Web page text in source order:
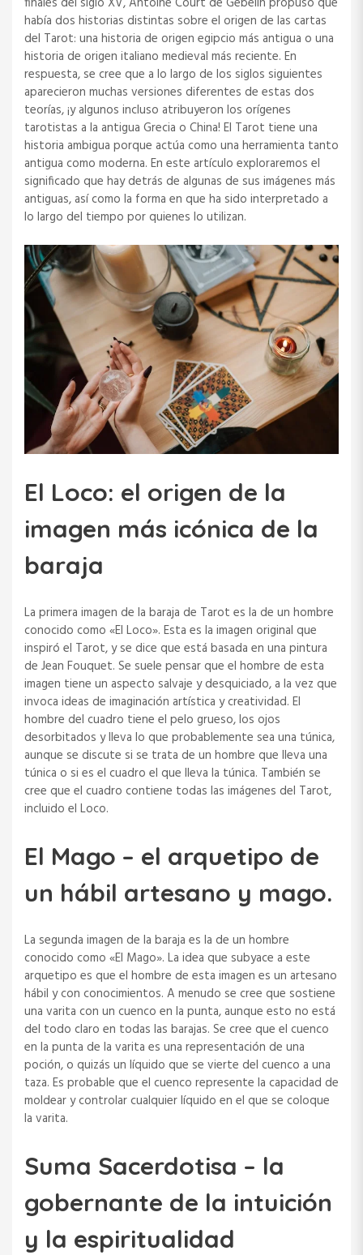
había dos historias distintas sobre el origen de las cartas
del Tarot: una historia de origen egipcio más antigua o una
historia de origen italiano medieval más reciente. En
respuesta, se cree que a lo largo de los siglos siguientes
aparecieron muchas versiones diferentes de estas dos
teorías, ¡y algunos incluso atribuyeron los orígenes
tarotistas a la antigua Grecia o China! El Tarot tiene una
historia ambigua porque actúa como una herramienta tanto
antigua como moderna. En este artículo exploraremos el
significado que hay detrás de algunas de sus imágenes más
antiguas, así como la forma en que ha sido interpretado a
lo largo del tiempo por quienes lo utilizan.
El Loco: el origen de la
imagen más icónica de la
baraja
La primera imagen de la baraja de Tarot es la de un hombre
conocido como «El Loco». Esta es la imagen original que
inspiró el Tarot, y se dice que está basada en una pintura
de Jean Fouquet. Se suele pensar que el hombre de esta
imagen tiene un aspecto salvaje y desquiciado, a la vez que
invoca ideas de imaginación artística y creatividad. El
hombre del cuadro tiene el pelo grueso, los ojos
desorbitados y lleva lo que probablemente sea una túnica,
aunque se discute si se trata de un hombre que lleva una
túnica o si es el cuadro el que lleva la túnica. También se
cree que el cuadro contiene todas las imágenes del Tarot,
incluido el Loco.
El Mago – el arquetipo de
un hábil artesano y mago.
La segunda imagen de la baraja es la de un hombre
conocido como «El Mago». La idea que subyace a este
arquetipo es que el hombre de esta imagen es un artesano
hábil y con conocimientos. A menudo se cree que sostiene
una varita con un cuenco en la punta, aunque esto no está
del todo claro en todas las barajas. Se cree que el cuenco
en la punta de la varita es una representación de una
poción, o quizás un líquido que se vierte del cuenco a una
taza. Es probable que el cuenco represente la capacidad de
moldear y controlar cualquier líquido en el que se coloque
la varita.
Suma Sacerdotisa – la
gobernante de la intuición
y la espiritualidad